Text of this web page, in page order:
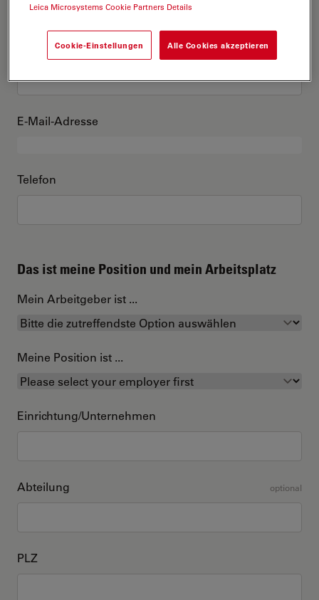
Nachname
E-Mail-Adresse
Telefon
Das ist meine Position und mein Arbeitsplatz
Mein Arbeitgeber ist ...
Meine Position ist ...
Einrichtung/Unternehmen
Abteilung optional
PLZ
Leica Microsystems Cookie Partners Details
Cookie-Einstellungen Alle Cookies akzeptieren